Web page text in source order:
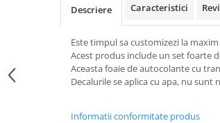
Descriere Caracteristici
Este timpul sa customizezi la
Acest produs include un set foarte
Aceasta foaie de autocolante cu
Decalurile se aplica cu apa, nu sunt
Informatii conformitate produs